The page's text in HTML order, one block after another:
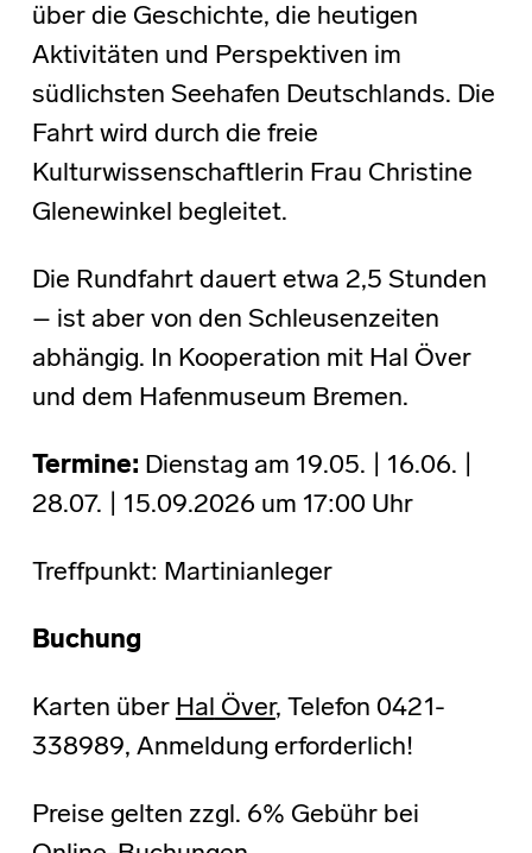
über die Geschichte, die heutigen
Aktivitäten und Perspektiven im
südlichsten Seehafen Deutschlands. Die
Fahrt wird durch die freie
Kulturwissenschaftlerin Frau Christine
Glenewinkel begleitet.
Die Rundfahrt dauert etwa 2,5 Stunden
– ist aber von den Schleusenzeiten
abhängig. In Kooperation mit Hal Över
und dem Hafenmuseum Bremen.
Termine: Dienstag am 19.05. | 16.06. |
28.07. | 15.09.2026 um 17:00 Uhr
Treffpunkt: Martinianleger
Buchung
Karten über Hal Över, Telefon 0421-
338989, Anmeldung erforderlich!
Preise gelten zzgl. 6% Gebühr bei